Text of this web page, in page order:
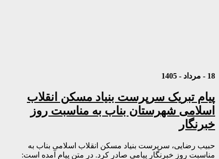
18 - مرداد - 1405
پیام تبریک سرپرست بنیاد مسکن انقلاب
اسلامی شهرستان بناب به مناسبت روز
خبرنگار
حبیب رضایی، سرپرست بنیاد مسکن انقلاب اسلامی بناب به
مناسبت روز خبرنگار پیامی صادر کرد. در متن پیام آمده است: